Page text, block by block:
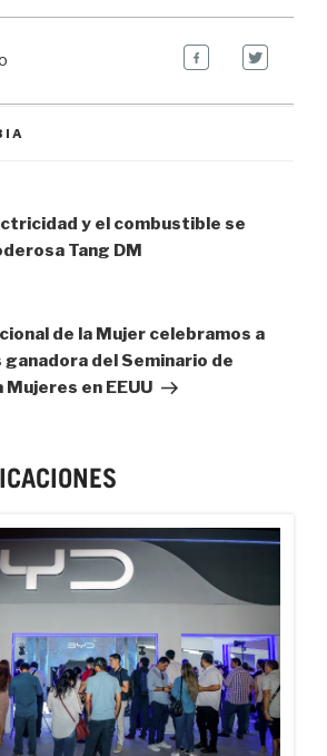
de entradas
y el combustible se
Tang DM
de la Mujer celebramos a
ganadora del Seminario de
en EEUU